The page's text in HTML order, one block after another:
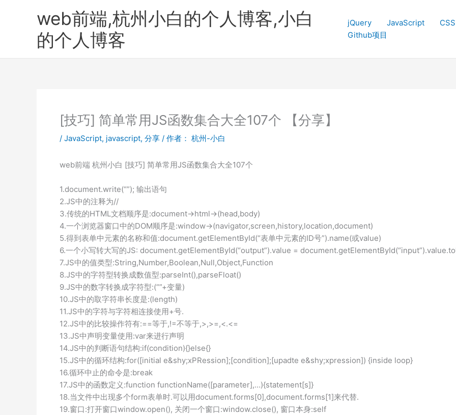
web前端,杭州小白的个人博客,小白
的个人博客
jQuery JavaScript CSS
Github项目
[技巧] 简单常用JS函数集合大全107个 【分享】
/ JavaScript, javascript, 分享 / 作者： 杭州-小白
web前端 杭州小白 [技巧] 简单常用JS函数集合大全107个
1.document.write(“”); 输出语句
2.JS中的注释为//
3.传统的HTML文档顺序是:document->html->(head,body)
4.一个浏览器窗口中的DOM顺序是:window->(navigator,screen,history,location,document)
5.得到表单中元素的名称和值:document.getElementById(“表单中元素的ID号”).name(或value)
6.一个小写转大写的JS: document.getElementById(“output”).value =
7.JS中的值类型:String,Number,Boolean,Null,Object,Function
8.JS中的字符型转换成数值型:parseInt(),parseFloat()
9.JS中的数字转换成字符型:(“”+变量)
10.JS中的取字符串长度是:(length)
11.JS中的字符与字符相连接使用+号.
12.JS中的比较操作符有:==等于,!=不等于,>,>=,<.<=
13.JS中声明变量使用:var来进行声明
14.JS中的判断语句结构:if(condition){}else{}
15.JS中的循环结构:for([initial e&shy;xPRession];[condition];[upadte e&shy;xpression]) {inside loop}
16.循环中止的命令是:break
17.JS中的函数定义:function functionName([parameter],…){statement[s]}
18.当文件中出现多个form表单时.可以用document.forms[0],document.forms[1]来代替.
19.窗口:打开窗口window.open(), 关闭一个窗口:window.close(), 窗口本身:self